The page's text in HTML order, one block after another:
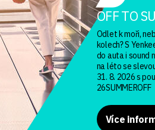
OFF TO
Odlet k moři,
kolech? S
do auta i sound
na léto se
31. 8. 2026 s
26SUMMEROFF
Více